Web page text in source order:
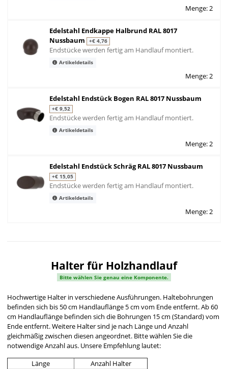
Menge: 2
Edelstahl Endkappe Halbrund RAL 8017
Nussbaum
+€ 4,76
Endstücke werden fertig am Handlauf montiert.
Artikeldetails
Menge: 2
Edelstahl Endstück Bogen RAL 8017 Nussbaum
+€ 9,52
Endstücke werden fertig am Handlauf montiert.
Artikeldetails
Menge: 2
Edelstahl Endstück Schräg RAL 8017 Nussbaum
+€ 15,05
Endstücke werden fertig am Handlauf montiert.
Artikeldetails
Menge: 2
Halter für Holzhandlauf
Bitte wählen Sie genau eine Komponente.
Hochwertige Halter in verschiedene Ausführungen. Haltebohrungen
befinden sich bis 50 cm Handlauflänge 5 cm vom Ende entfernt. Ab 60
cm Handlauflänge befinden sich die Bohrungen 15 cm (Standard) vom
Ende entfernt. Weitere Halter sind je nach Länge und Anzahl
gleichmäßig zwischen diesen angeordnet. Bitte wählen Sie die
notwendige Anzahl aus. Unsere Empfehlung lautet:
Länge
Anzahl Halter